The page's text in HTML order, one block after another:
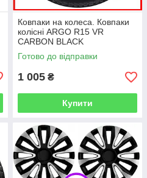
Ковпаки на колеса. Ковпаки
колісні ARGO R15 VR
CARBON BLACK
Готово до відправки
1 005 ₴
Купити